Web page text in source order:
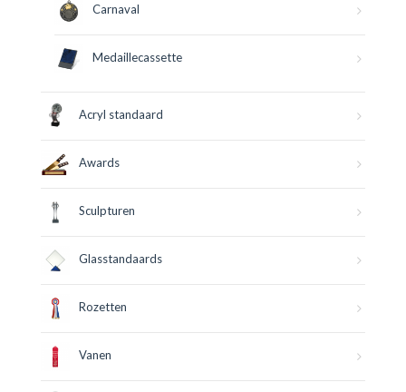
Carnaval
Medaillecassette
Acryl standaard
Awards
Sculpturen
Glasstandaards
Rozetten
Vanen